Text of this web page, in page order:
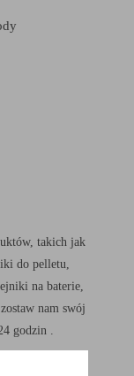
takich jak
do pelletu,
na baterie,
nam swój
godzin .